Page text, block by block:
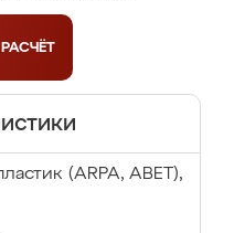
РАСЧЁТ
(ARPA, ABET),